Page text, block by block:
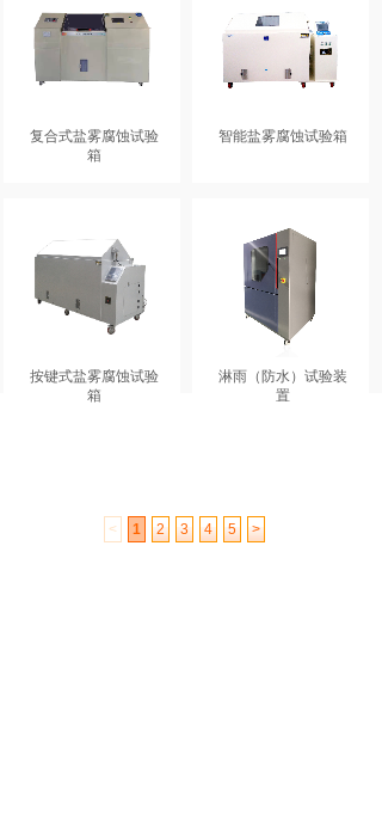
复合式盐雾腐蚀试验
箱
智能盐雾腐蚀试验箱
按键式盐雾腐蚀试验
箱
淋雨（防水）试验装
置
< 1 2 3 4 5 >